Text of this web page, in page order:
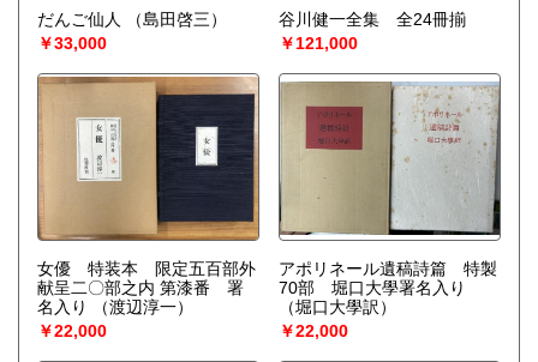
だんご仙人
（島田啓三）
￥33,000
谷川健一全集 全24冊揃
￥121,000
女優 特装本 限定五百部外
献呈二〇部之内 第漆番 署
名入り
（渡辺淳一）
￥22,000
アポリネール遺稿詩篇 特製
70部 堀口大學署名入り
（堀口大學訳）
￥22,000